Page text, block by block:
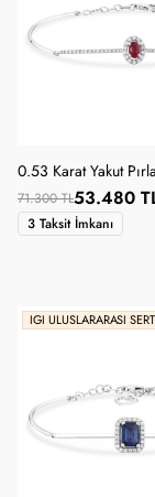
0.53 Karat Yakut
71.300 TL53.480
3 Taksit İmkanı
IGI ULUSLARARASI